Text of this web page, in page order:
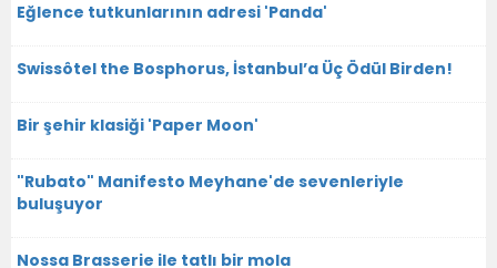
Eğlence tutkunlarının adresi 'Panda'
Swissôtel the Bosphorus, İstanbul’a Üç Ödül Birden!
Bir şehir klasiği 'Paper Moon'
"Rubato" Manifesto Meyhane'de sevenleriyle
buluşuyor
Nossa Brasserie ile tatlı bir mola